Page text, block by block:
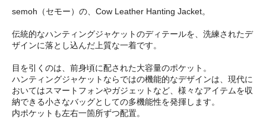
semoh（セモー）の、Cow Leather Hanting Jacket。
伝統的なハンティングジャケットのディテールを、洗練されたデ
ザインに落とし込んだ上質な一着です。
目を引くのは、前身頃に配された大容量のポケット。
ハンティングジャケットならではの機能的なデザインは、現代に
おいてはスマートフォンやガジェットなど、様々なアイテムを収
納できる小さなバッグとしての多機能性を発揮します。
内ポケットも左右一箇所ずつ配置。